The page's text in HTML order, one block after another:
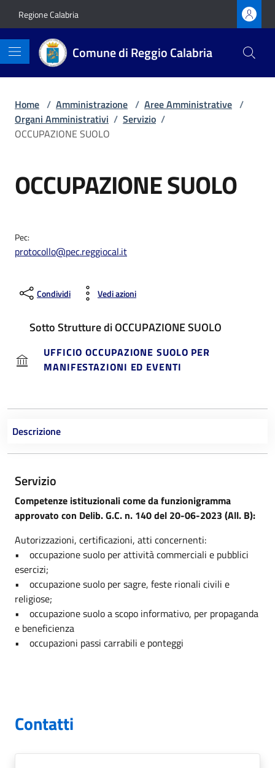
Regione Calabria
Comune di Reggio Calabria
Home / Amministrazione / Aree Amministrative /
Organi Amministrativi / Servizio /
OCCUPAZIONE SUOLO
OCCUPAZIONE SUOLO
Pec:
protocollo@pec.reggiocal.it
Condividi Vedi azioni
Sotto Strutture di OCCUPAZIONE SUOLO
UFFICIO OCCUPAZIONE SUOLO PER
MANIFESTAZIONI ED EVENTI
Descrizione
Servizio
Competenze istituzionali come da funzionigramma
approvato con Delib. G.C. n. 140 del 20-06-2023 (All. B):
Autorizzazioni, certificazioni, atti concernenti:
• occupazione suolo per attività commerciali e pubblici
esercizi;
• occupazione suolo per sagre, feste rionali civili e
religiose;
• occupazione suolo a scopo informativo, per propaganda
e beneficienza
• occupazioni passi carrabili e ponteggi
Contatti